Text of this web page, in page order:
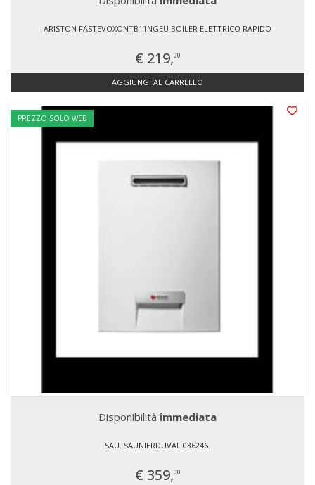
ARISTON FASTEVOXONTB11NGEU BOILER ELETTRICO RAPIDO
€ 219,00
AGGIUNGI AL CARRELLO
PREZZO SOLO WEB
Disponibilità immediata
SAU. SAUNIERDUVAL 036246.
€ 359,00